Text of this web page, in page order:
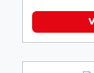
LOGO
SIMATIC
CL200
DIGIVEX
ALLIANCE
ALLIANCE
ALLIED